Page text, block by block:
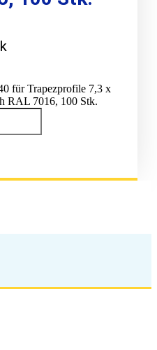
für Trapezprofile 7,3 x
RAL 7016, 100 Stk.